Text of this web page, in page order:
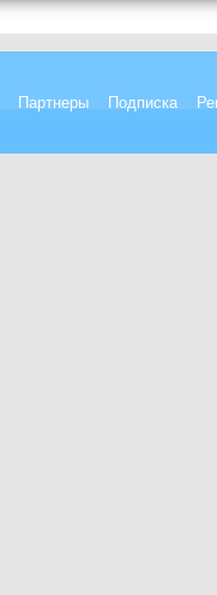
Партнеры Подписка